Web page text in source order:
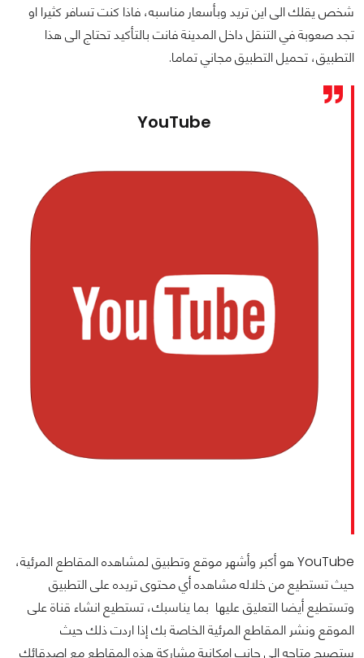
شخص يقلك الى اين تريد وبأسعار مناسبه، فاذا كنت تسافر كثيرا او
تجد صعوبة في التنقل داخل المدينة فانت بالتأكيد تحتاج الى هذا
التطبيق، تحميل التطبيق مجاني تماما.
YouTube
YouTube هو أكبر وأشهر موقع وتطبيق لمشاهده المقاطع المرئية،
حيث تستطيع من خلاله مشاهده أي محتوى تريده على التطبيق
وتستطيع أيضا التعليق عليها بما يناسبك، تستطيع انشاء قناة على
الموقع ونشر المقاطع المرئية الخاصة بك إذا اردت ذلك حيث
ستصبح متاحه الى جانب امكانية مشاركة هذه المقاطع مع اصدقائك